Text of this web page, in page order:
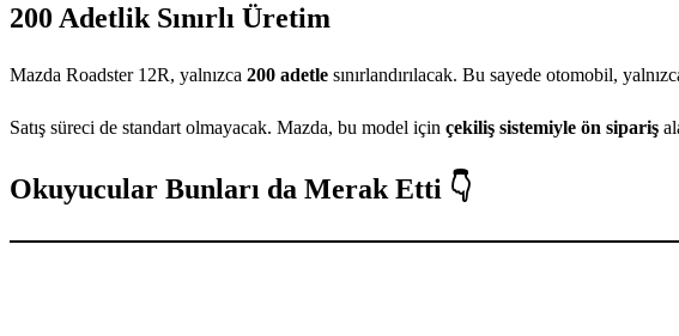
200 Adetlik Sınırlı Üretim
Mazda Roadster 12R, yalnızca 200 adetle sınırlandırılacak. Bu sayede otomobil,
Satış süreci de standart olmayacak. Mazda, bu model için çekiliş sistemiyle ön sipariş
Okuyucular Bunları da Merak Etti 👇